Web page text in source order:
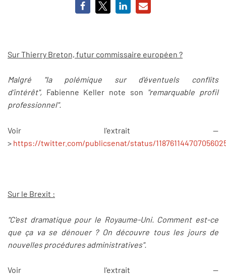
Sur Thierry Breton, futur commissaire européen ?
Malgré "la polémique sur d'éventuels conflits
d’intérêt", Fabienne Keller note son "remarquable profil
professionnel".
Voir l'extrait --
> https://twitter.com/publicsenat/status/
Sur le Brexit :
"C'est dramatique pour le Royaume-Uni. Comment est-ce
que ça va se dénouer ? On découvre tous les jours de
nouvelles procédures administratives".
Voir l'extrait --